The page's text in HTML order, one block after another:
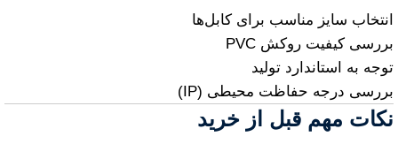
انتخاب سایز مناسب برای کابل‌ها
بررسی کیفیت روکش PVC
توجه به استاندارد تولید
بررسی درجه حفاظت محیطی (IP)
نکات مهم قبل از خرید